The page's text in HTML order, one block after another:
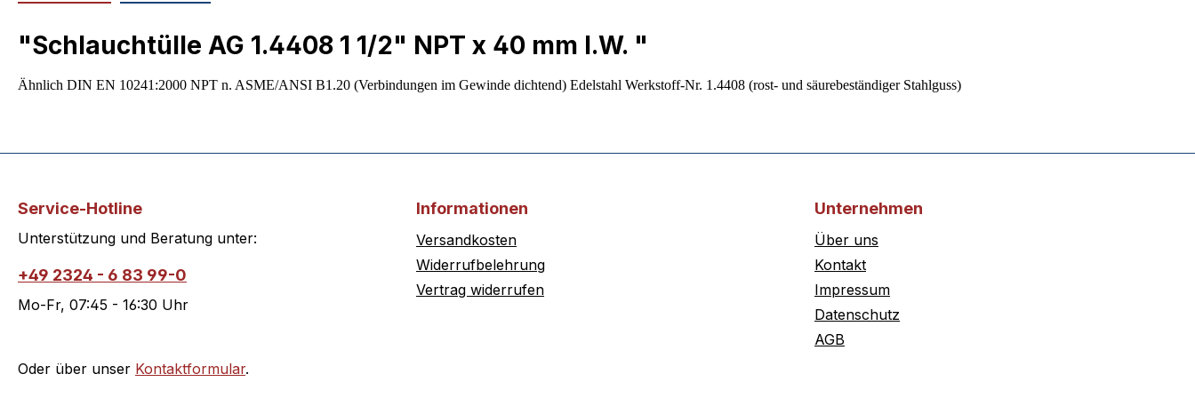
"Schlauchtülle AG 1.4408 1 1/2" NPT x 40 mm l.W. "
Ähnlich DIN EN 10241:2000 NPT n. ASME/ANSI B1.20 (Verbindungen im Gewinde dichtend) Edelstahl Werkstoff-Nr. 1.4408 (rost- und säurebeständiger Stahlguss)
Service-Hotline
Unterstützung und Beratung unter:
+49 2324 - 6 83 99-0
Mo-Fr, 07:45 - 16:30 Uhr
Oder über unser Kontaktformular.
Informationen
Versandkosten
Widerrufbelehrung
Vertrag widerrufen
Unternehmen
Über uns
Kontakt
Impressum
Datenschutz
AGB